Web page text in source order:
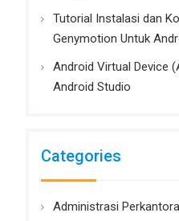
Tutorial Instalasi dan
Genymotion Untuk
Android Virtual Device
Android Studio
Categories
Administrasi